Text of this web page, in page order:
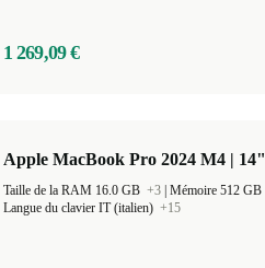
1 269,09 €
Apple MacBook Pro 2024 M4 | 14"
Taille de la RAM 16.0 GB +3 Mémoire 512 GB
Langue du clavier IT (italien) +15